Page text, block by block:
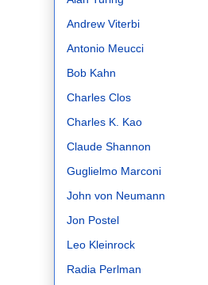
Andrew Viterbi
Antonio Meucci
Bob Kahn
Charles Clos
Charles K. Kao
Claude Shannon
Guglielmo Marconi
John von Neumann
Jon Postel
Leo Kleinrock
Radia Perlman